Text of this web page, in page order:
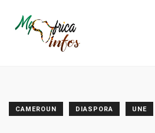
CAMEROUN DIASPORA UNE